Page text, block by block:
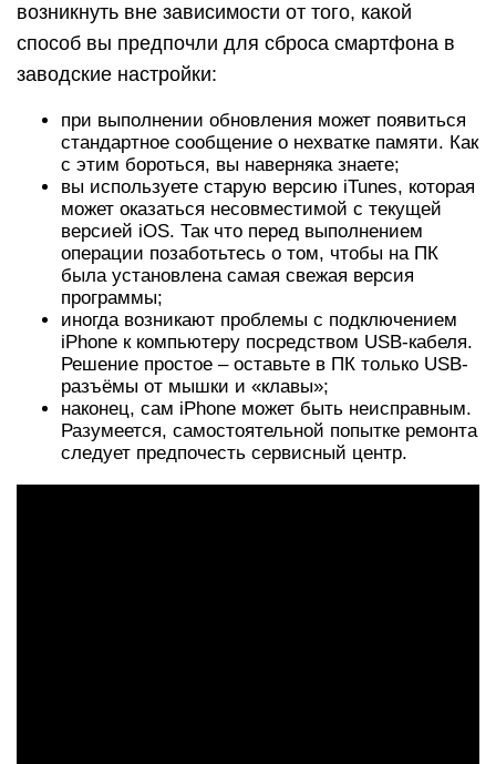
возникнуть вне зависимости от того, какой
способ вы предпочли для сброса смартфона в
заводские настройки:
при выполнении обновления может появиться
стандартное сообщение о нехватке памяти. Как
с этим бороться, вы наверняка знаете;
вы используете старую версию iTunes, которая
может оказаться несовместимой с текущей
версией iOS. Так что перед выполнением
операции позаботьтесь о том, чтобы на ПК
была установлена самая свежая версия
программы;
иногда возникают проблемы с подключением
iPhone к компьютеру посредством USB-кабеля.
Решение простое – оставьте в ПК только USB-
разъёмы от мышки и «клавы»;
наконец, сам iPhone может быть неисправным.
Разумеется, самостоятельной попытке ремонта
следует предпочесть сервисный центр.